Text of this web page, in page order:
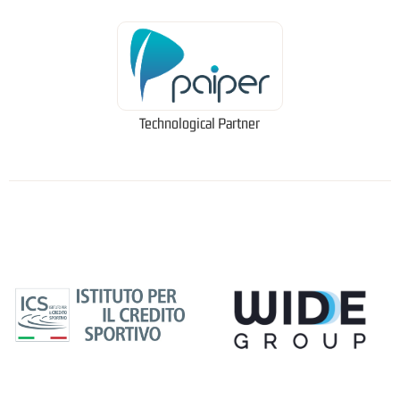
Technological Partner